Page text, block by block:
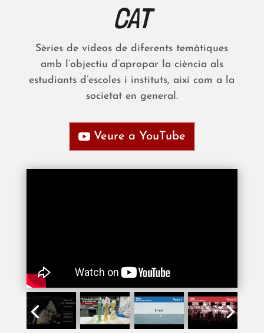
CAT
Sèries de vídeos de diferents temàtiques
amb l’objectiu d’apropar la ciència als
estudiants d’escoles i instituts, així com a la
societat en general.
Veure a YouTube